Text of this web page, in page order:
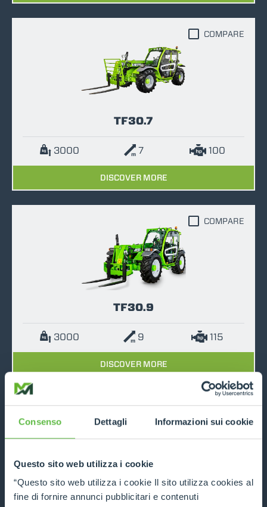
Consenso Dettagli Informazioni sui cookie
Questo sito web utilizza i cookie
“Questo sito web utilizza i cookie Il sito utilizza cookies al
fine di fornire annunci pubblicitari e contenuti
TF30.7
3000 7 100
DISCOVER MORE
COMPARE
TF30.9
3000 9 115
DISCOVER MORE
COMPARE
TF33.7
COMPARE